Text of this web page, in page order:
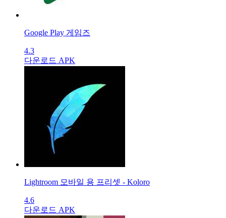
Google Play 게임즈
4.3
다운로드 APK
Lightroom 모바일 용 프리셋 - Koloro
4.6
다운로드 APK